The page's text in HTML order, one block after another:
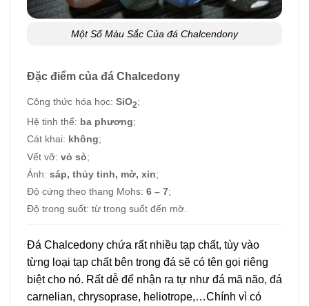
Một Số Màu Sắc Của đá Chalcendony
Đặc điểm của đá Chalcedony
Công thức hóa học: SiO2;
Hệ tinh thể: ba phương;
Cát khai: không;
Vết vỡ: vỏ sò;
Ánh: sáp, thủy tinh, mờ, xỉn;
Độ cứng theo thang Mohs: 6 – 7;
Độ trong suốt: từ trong suốt đến mờ.
Đá Chalcedony chứa rất nhiều tạp chất, tùy vào
từng loại tạp chất bên trong đá sẽ có tên gọi riêng
biệt cho nó. Rất dễ để nhận ra tự như đá mã não, đá
carnelian, chrysoprase, heliotrope,…Chính vì có